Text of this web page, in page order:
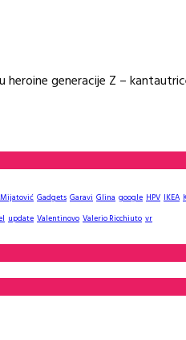
generacije Z –
Gadgets Garavi Glina google HPV IKEA
update Valentinovo Valerio Ricchiuto vr